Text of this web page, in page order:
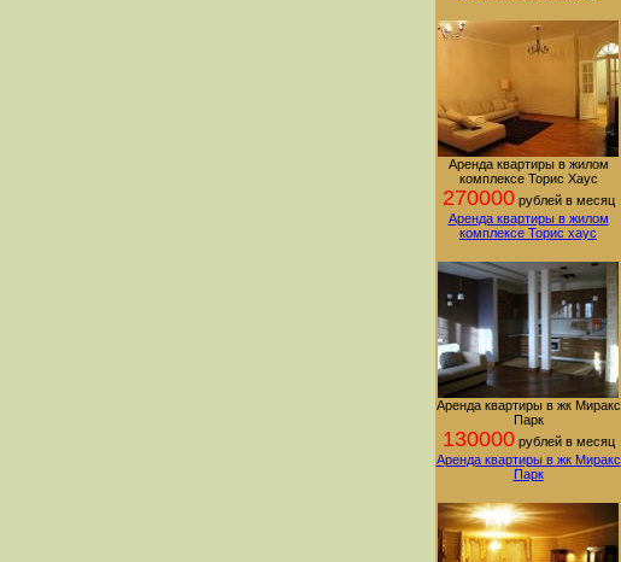
Аренда квартиры в жилом
комплексе Торис Хаус
270000рублей в месяц
Аренда квартиры в жилом
комплексе Торис хаус
Аренда квартиры в жк Миракс
Парк
130000рублей в месяц
Аренда квартиры в жк Миракс
Парк